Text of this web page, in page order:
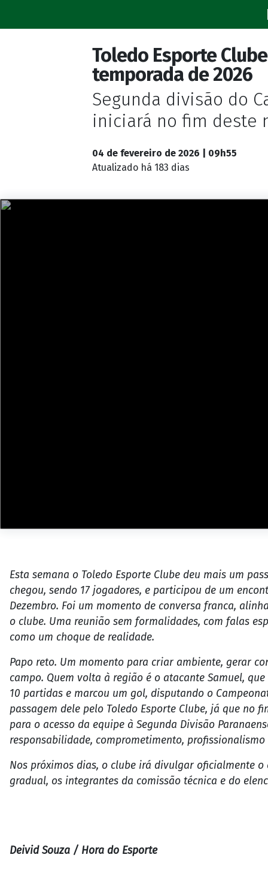
Toledo Esporte
temporada de 2026
Segunda divisão do
iniciará no fim deste
04 de fevereiro de 2026 | 09h55
Atualizado há 183 dias
Esta semana o Toledo Esporte Clube deu mais um
chegou, sendo 17 jogadores, e participou de um
Dezembro. Foi um momento de conversa franca,
o clube. Uma reunião sem formalidades, com falas
como um choque de realidade.
Papo reto. Um momento para criar ambiente, gerar
campo. Quem volta à região é o atacante Samuel,
10 partidas e marcou um gol, disputando o
passagem dele pelo Toledo Esporte Clube, já que no
para o acesso da equipe à Segunda Divisão
responsabilidade, comprometimento,
Nos próximos dias, o clube irá divulgar oficialmente
gradual, os integrantes da comissão técnica e do
Deivid Souza / Hora do Esporte